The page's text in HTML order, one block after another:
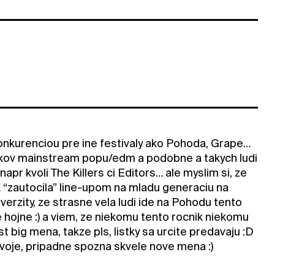
pre ine festivaly ako Pohoda, Grape…
mainstream popu/edm a podobne a takych ludi
kvoli The Killers ci Editors… ale myslim si, ze
line-upom na mladu generaciu na
ze strasne vela ludi ide na Pohodu tento
:) a viem, ze niekomu tento rocnik niekomu
big mena, takze pls, listky sa urcite predavaju :D
pripadne spozna skvele nove mena :)